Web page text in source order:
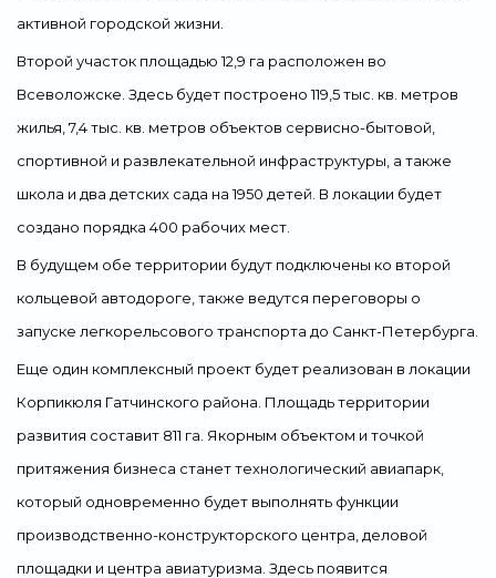
активной городской жизни.
Второй участок площадью 12,9 га расположен во
Всеволожске. Здесь будет построено 119,5 тыс. кв. метров
жилья, 7,4 тыс. кв. метров объектов сервисно-бытовой,
спортивной и развлекательной инфраструктуры, а также
школа и два детских сада на 1950 детей. В локации будет
создано порядка 400 рабочих мест.
В будущем обе территории будут подключены ко второй
кольцевой автодороге, также ведутся переговоры о
запуске легкорельсового транспорта до Санкт-Петербурга.
Еще один комплексный проект будет реализован в локации
Корпикюля Гатчинского района. Площадь территории
развития составит 811 га. Якорным объектом и точкой
притяжения бизнеса станет технологический авиапарк,
который одновременно будет выполнять функции
производственно-конструкторского центра, деловой
площадки и центра авиатуризма. Здесь появится